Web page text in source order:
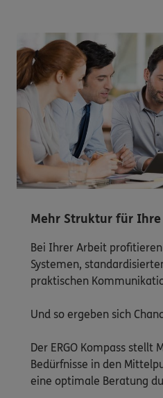
Mehr Struktur für
Bei Ihrer Arbeit
Systemen,
praktischen
Und so ergeben sich
Der ERGO Kompass stellt
Bedürfnisse in den
eine optimale Beratung